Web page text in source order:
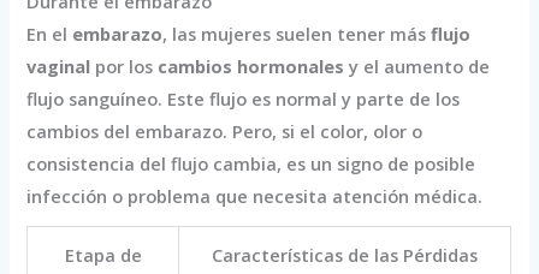
En el embarazo, las mujeres suelen tener másflujo
vaginal por los cambios hormonales y el aumento de
flujo sanguíneo. Este flujo es normal y parte de los
cambios del embarazo. Pero, si el color, olor o
consistencia del flujo cambia, es un signo de posible
infección o problema que necesita atención médica.
Etapa de
Características de las Pérdidas